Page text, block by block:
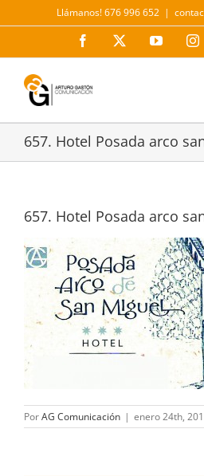
al
Llámanos! 676 996 652 |
Facebook YouTube
657. Hotel Posada arco
657. Hotel Posada arco
PorAG Comunicación | enero 24th,